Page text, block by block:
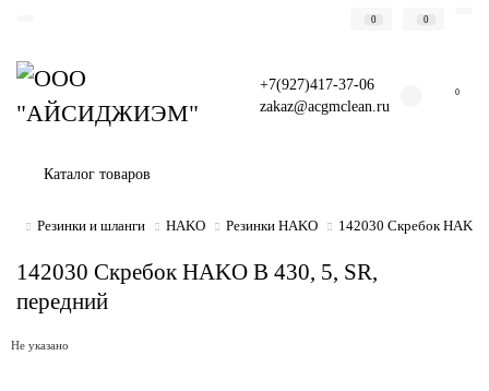
0 0
+7(927)417-37-06
zakaz@acgmclean.ru
0
Каталог товаров
Резинки и шланги HAKO Резинки HAKO 142030 Скребок HAKO
142030 Скребок HAKO В 430, 5, SR,
передний
Не указано